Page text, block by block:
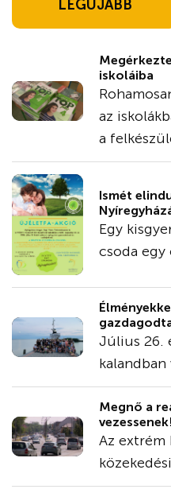
LEGÚJABB
iskoláiba
az
a
Ismét
Egy
csoda egy
Július 26.
Megnő a
vezessenek!
Az extrém